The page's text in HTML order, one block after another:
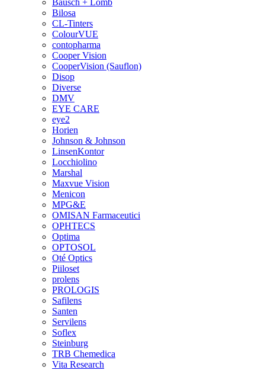
Bausch + Lomb
Bilosa
CL-Tinters
ColourVUE
contopharma
Cooper Vision
CooperVision (Sauflon)
Disop
Diverse
DMV
EYE CARE
eye2
Horien
Johnson & Johnson
LinsenKontor
Locchiolino
Marshal
Maxvue Vision
Menicon
MPG&E
OMISAN Farmaceutici
OPHTECS
Optima
OPTOSOL
Oté Optics
Piiloset
prolens
PROLOGIS
Safilens
Santen
Servilens
Soflex
Steinburg
TRB Chemedica
Vita Research